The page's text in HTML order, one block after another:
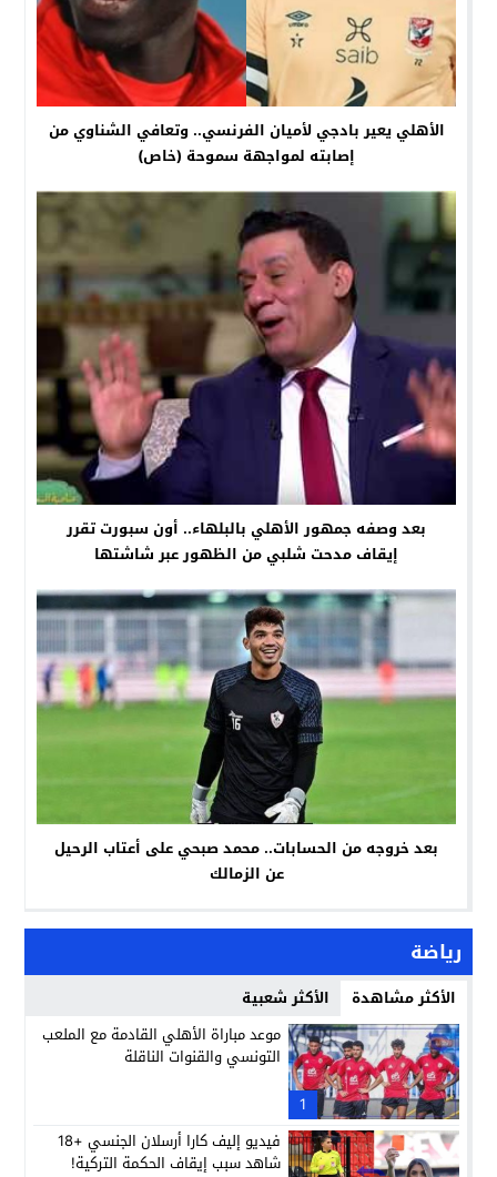
الأهلي يعير بادجي لأميان الفرنسي.. وتعافي الشناوي من
إصابته لمواجهة سموحة (خاص)
بعد وصفه جمهور الأهلي بالبلهاء.. أون سبورت تقرر
إيقاف مدحت شلبي من الظهور عبر شاشتها
بعد خروجه من الحسابات.. محمد صبحي على أعتاب الرحيل
عن الزمالك
رياضة
الأكثر مشاهدة الأكثر شعبية
1
موعد مباراة الأهلي القادمة مع الملعب
التونسي والقنوات الناقلة
فيديو إليف كارا أرسلان الجنسي +18
شاهد سبب إيقاف الحكمة التركية!